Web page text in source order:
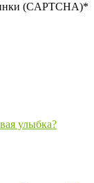
(CAPTCHA)*
улыбка?